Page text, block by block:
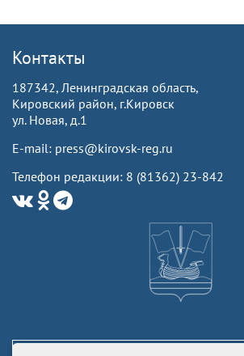
Контакты
187342, Ленинградская область,
Кировский район, г.Кировск
ул. Новая, д.1
E-mail: press@kirovsk-reg.ru
Телефон редакции: 8 (81362) 23-842